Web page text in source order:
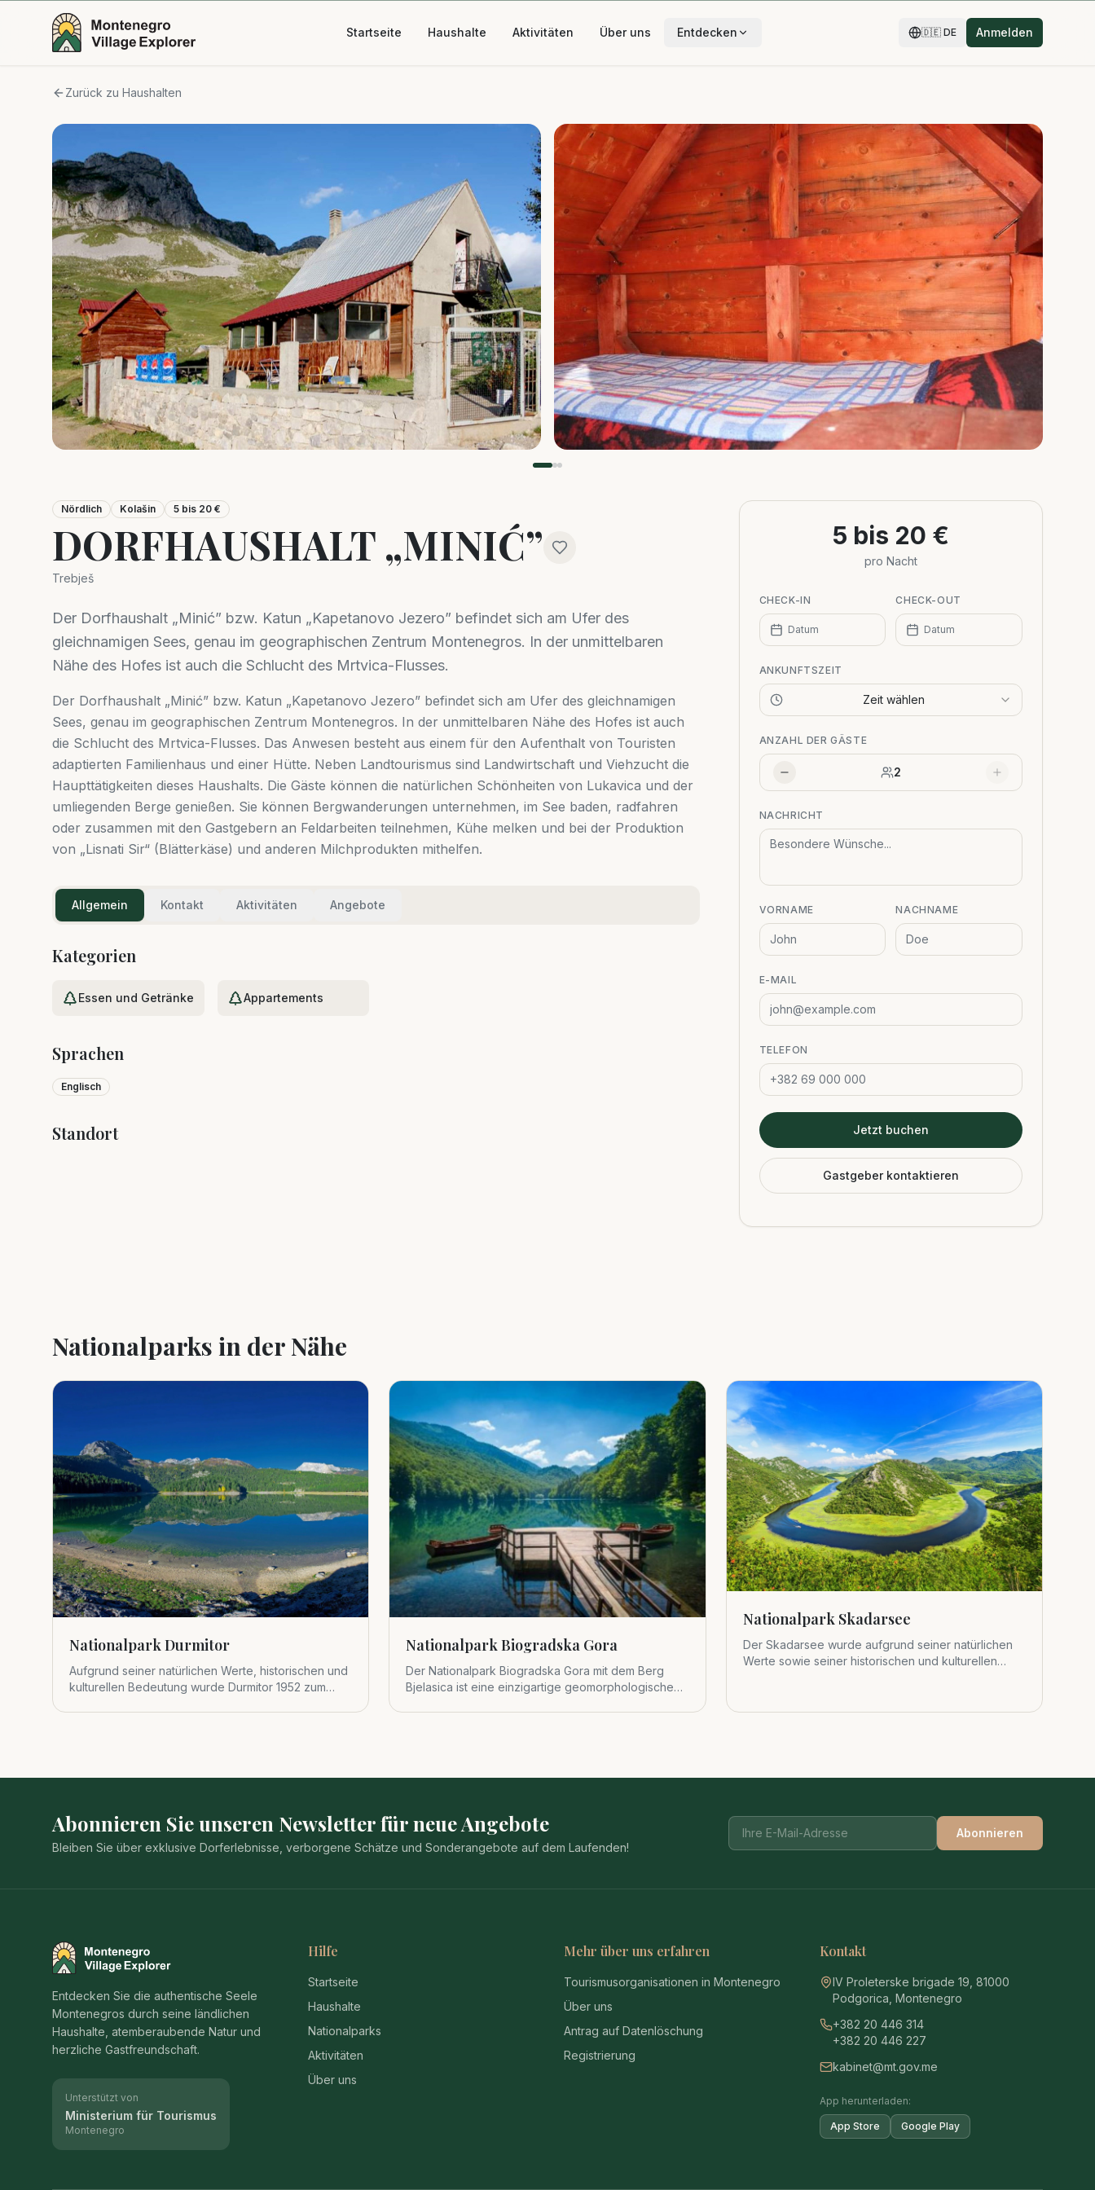
Startseite Haushalte Aktivitäten Über uns Entdecken 🇩🇪 DE Anmelden
Zurück zu Haushalten
Nördlich Kolašin 5 bis 20 €
DORFHAUSHALT „MINIĆ”
Trebješ
Der Dorfhaushalt „Minić” bzw. Katun „Kapetanovo Jezero” befindet sich am Ufer des
gleichnamigen Sees, genau im geographischen Zentrum Montenegros. In der unmittelbaren
Nähe des Hofes ist auch die Schlucht des Mrtvica-Flusses.
Der Dorfhaushalt „Minić” bzw. Katun „Kapetanovo Jezero” befindet sich am Ufer des gleichnamigen
Sees, genau im geographischen Zentrum Montenegros. In der unmittelbaren Nähe des Hofes ist auch
die Schlucht des Mrtvica-Flusses. Das Anwesen besteht aus einem für den Aufenthalt von Touristen
adaptierten Familienhaus und einer Hütte. Neben Landtourismus sind Landwirtschaft und Viehzucht die
Haupttätigkeiten dieses Haushalts. Die Gäste können die natürlichen Schönheiten von Lukavica und der
umliegenden Berge genießen. Sie können Bergwanderungen unternehmen, im See baden, radfahren
oder zusammen mit den Gastgebern an Feldarbeiten teilnehmen, Kühe melken und bei der Produktion
von „Lisnati Sir“ (Blätterkäse) und anderen Milchprodukten mithelfen.
Allgemein Kontakt Aktivitäten Angebote
Kategorien
Essen und Getränke Appartements
Sprachen
Englisch
Standort
5 bis 20 €
pro Nacht
CHECK-IN
Datum
CHECK-OUT
Datum
ANKUNFTSZEIT
Zeit wählen
ANZAHL DER GÄSTE
2
NACHRICHT
VORNAME NACHNAME
E-MAIL
TELEFON
Jetzt buchen
Gastgeber kontaktieren
Nationalparks in der Nähe
Nationalpark Durmitor
Aufgrund seiner natürlichen Werte, historischen und
kulturellen Bedeutung wurde Durmitor 1952 zum
Nationalpark Biogradska Gora
Der Nationalpark Biogradska Gora mit dem Berg
Bjelasica ist eine einzigartige geomorphologische
Nationalpark Skadarsee
Der Skadarsee wurde aufgrund seiner natürlichen
Werte sowie seiner historischen und kulturellen
Abonnieren Sie unseren Newsletter für neue Angebote
Bleiben Sie über exklusive Dorferlebnisse, verborgene Schätze und Sonderangebote auf dem Laufenden!
Abonnieren
Montenegro Village Explorer
Entdecken Sie die authentische Seele
Montenegros durch seine ländlichen
Haushalte, atemberaubende Natur und
herzliche Gastfreundschaft.
Unterstützt von
Ministerium für Tourismus
Montenegro
Hilfe
Startseite
Haushalte
Nationalparks
Aktivitäten
Über uns
Mehr über uns erfahren
Tourismusorganisationen in Montenegro
Über uns
Antrag auf Datenlöschung
Registrierung
Kontakt
IV Proleterske brigade 19, 81000
Podgorica, Montenegro
+382 20 446 314
+382 20 446 227
kabinet@mt.gov.me
App herunterladen:
App Store Google Play